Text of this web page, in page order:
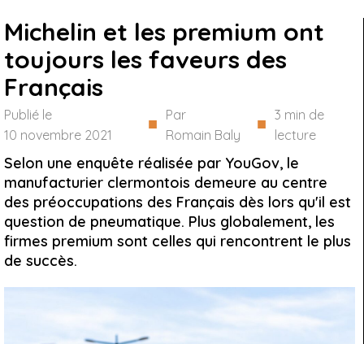
Michelin et les premium ont
toujours les faveurs des
Français
Publié le
10 novembre 2021
■ Par
Romain Baly
■ 3 min de
lecture
Selon une enquête réalisée par YouGov, le
manufacturier clermontois demeure au centre
des préoccupations des Français dès lors qu'il est
question de pneumatique. Plus globalement, les
firmes premium sont celles qui rencontrent le plus
de succès.